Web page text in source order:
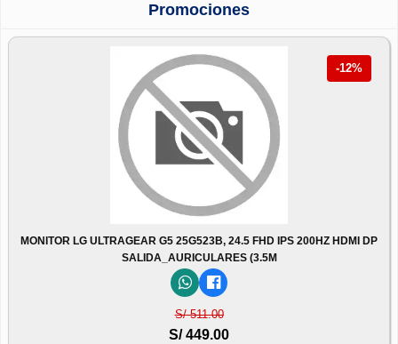
Promociones
-12%
MONITOR LG ULTRAGEAR G5 25G523B, 24.5 FHD IPS 200HZ HDMI DP
SALIDA_AURICULARES (3.5M
S/ 511.00
S/ 449.00